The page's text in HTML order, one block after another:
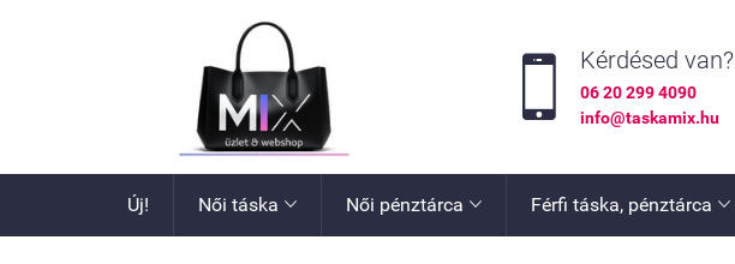
 Kérdésed van?
06 20 299 4090
info@taskamix.hu
Új! Női táska  Női pénztárca  Férfi táska, pénztárca 